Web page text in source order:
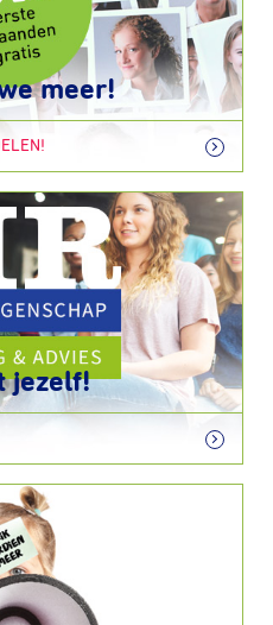
meer!
jezelf!